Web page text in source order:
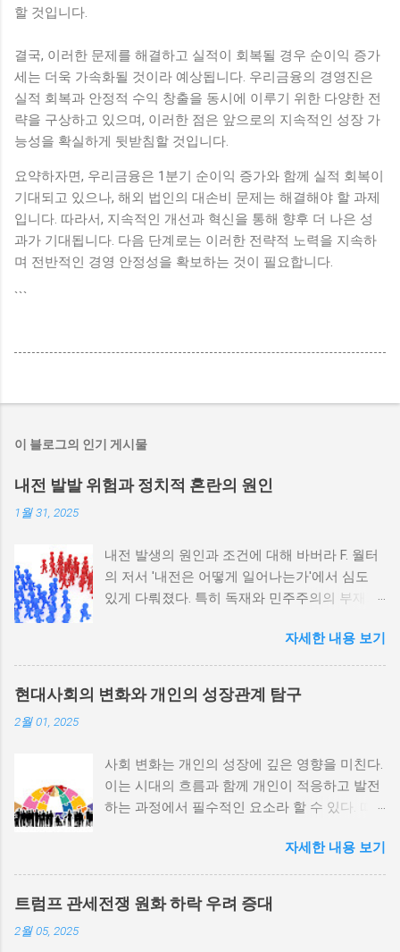
할 것입니다.
결국, 이러한 문제를 해결하고 실적이 회복될 경우 순이익 증가
세는 더욱 가속화될 것이라 예상됩니다. 우리금융의 경영진은
실적 회복과 안정적 수익 창출을 동시에 이루기 위한 다양한 전
략을 구상하고 있으며, 이러한 점은 앞으로의 지속적인 성장 가
능성을 확실하게 뒷받침할 것입니다.
요약하자면, 우리금융은 1분기 순이익 증가와 함께 실적 회복이
기대되고 있으나, 해외 법인의 대손비 문제는 해결해야 할 과제
입니다. 따라서, 지속적인 개선과 혁신을 통해 향후 더 나은 성
과가 기대됩니다. 다음 단계로는 이러한 전략적 노력을 지속하
며 전반적인 경영 안정성을 확보하는 것이 필요합니다.
```
이 블로그의 인기 게시물
내전 발발 위험과 정치적 혼란의 원인
1월 31, 2025
내전 발생의 원인과 조건에 대해 바버라 F. 월터
의 저서 '내전은 어떻게 일어나는가'에서 심도
있게 다뤄졌다. 특히 독재와 민주주의의 부재가
정치적 파벌화와 경제·군사 체제의 불안정성이
내전의 촉매제가 된다는 사실은 우리에게 중요
한 교훈을 준다. 정치적 불안정성과 내전 발발
위험 정치적 불안정성은 내전 발발의 핵심 요인
적 갈등이 심화되고, 이로 인해 내전의 위험이
증가한다. 이와 같은 경우, 국민들은 정부에 대
한 불만을 느끼고, 체제 전복을 위해 무장 세력
역사적으로도 정치적 불안정성이 높은 국가에
서는 종종 내전이 발발했던 예가 많다. 이러한
비극적인 상황을 방지하기 위해서는 먼저 정치
자세한 내용 보기
현대사회의 변화와 개인의 성장관계 탐구
2월 01, 2025
사회 변화는 개인의 성장에 깊은 영향을 미친다.
이는 시대의 흐름과 함께 개인이 적응하고 발전
하는 과정에서 필수적인 요소라 할 수 있다. 따
탐구하는 것이 필요하다. 사회 변화의 의미와 구
조 사회 변화란 특정 사회의 구조, 문화, 가치관
등이 시간이 지남에 따라 변화하는 과정을 의미
한다. 이러한 변화는 다양한 요인에 의해 발생할
자세한 내용 보기
트럼프 관세전쟁 원화 하락 우려 증대
2월 05, 2025